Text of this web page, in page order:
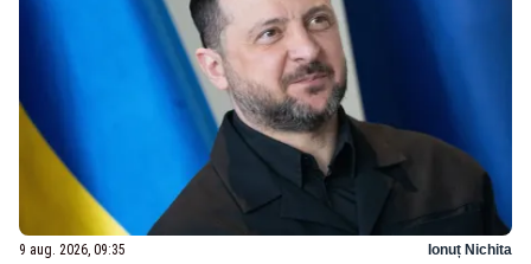
9 aug. 2026, 09:35 Ionuț Nichita